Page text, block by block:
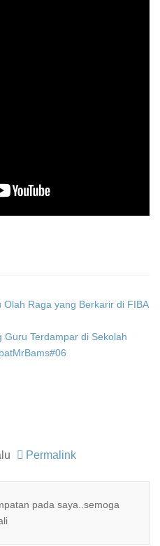
Olah Raga yang Berkarir di FIBA
Guru Terdampar di Sekolah
Permalink
pada saya..semoga